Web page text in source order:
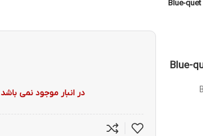
در انبار موجود نمی باشد